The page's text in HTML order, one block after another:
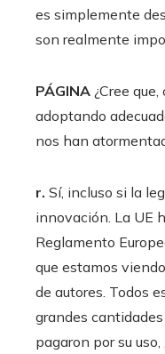
es simplemente
son realmente
PÁGINA ¿Cree
adoptando
nos han
r. Sí, incluso si la
innovación. La UE
Reglamento
que estamos
de autores. Todos
grandes
pagaron por su